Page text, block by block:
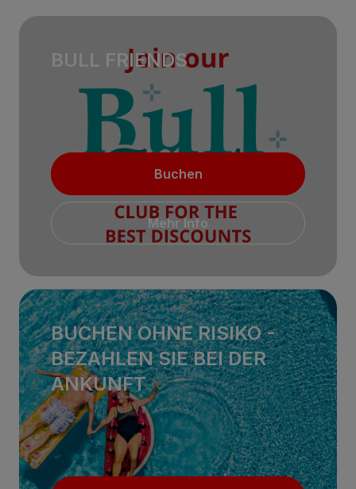
BULL FRIENDS
Buchen
Mehr Info
BUCHEN OHNE RISIKO -
BEZAHLEN SIE BEI ​​DER
ANKUNFT